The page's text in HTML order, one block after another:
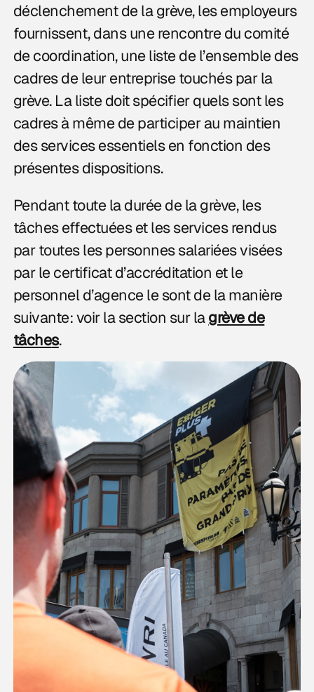
déclenchement de la grève, les employeurs
fournissent, dans une rencontre du comité
de coordination, une liste de l’ensemble des
cadres de leur entreprise touchés par la
grève. La liste doit spécifier quels sont les
cadres à même de participer au maintien
des services essentiels en fonction des
présentes dispositions.
Pendant toute la durée de la grève, les
tâches effectuées et les services rendus
par toutes les personnes salariées visées
par le certificat d’accréditation et le
personnel d’agence le sont de la manière
suivante: voir la section sur lagrève de
tâches.